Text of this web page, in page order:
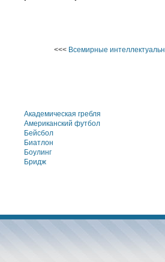
<<< Всемирные
Академическая гребля
Американский футбол
Бейсбол
Биатлон
Боулинг
Бридж